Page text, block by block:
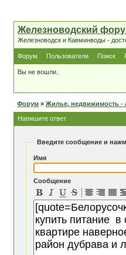
Железноводский
Железноводск и Кавминводы -
Форум Пользователи Поиск
Вы не вошли.
Форум » Жилье, недвижимость -
Напишите ответ
Введите сообщение и
Имя
Сообщение